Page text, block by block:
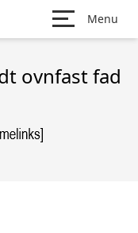
Menu
ovnfast fad